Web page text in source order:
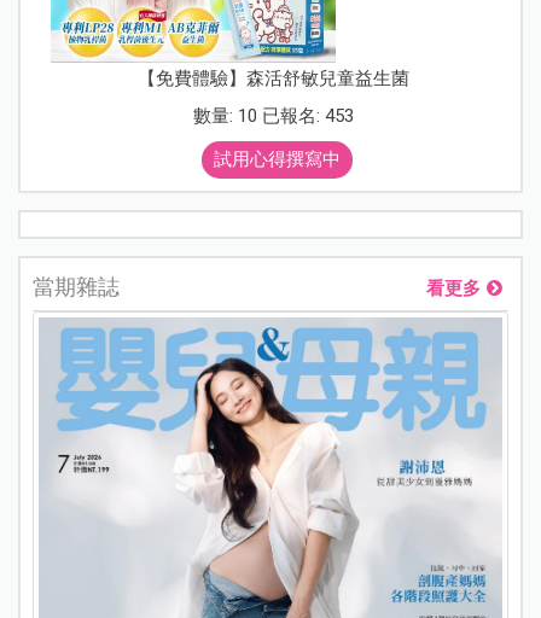
【免費體驗】森活舒敏兒童益生菌
數量: 10 已報名: 453
試用心得撰寫中
當期雜誌 看更多